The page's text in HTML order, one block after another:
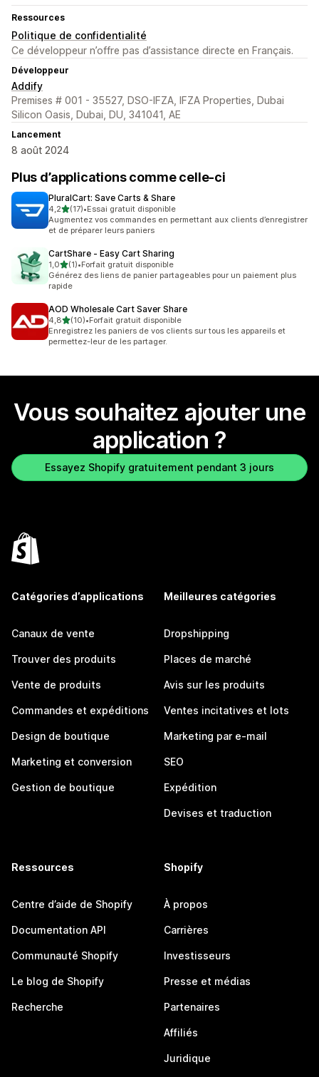
Ressources
Politique de confidentialité
Ce développeur n’offre pas d’assistance directe en Français.
Développeur
Addify
Premises # 001 - 35527, DSO-IFZA, IFZA Properties, Dubai
Silicon Oasis, Dubai, DU, 341041, AE
Lancement
8 août 2024
Plus d’applications comme celle-ci
PluralCart: Save Carts & Share
4,2étoile(s) sur 5
(17)
17 avis au total
•Essai gratuit disponible
Augmentez vos commandes en permettant aux clients d’enregistrer
et de préparer leurs paniers
CartShare ‑ Easy Cart Sharing
1,0étoile(s) sur 5
(1)
1 avis au total
•Forfait gratuit disponible
Générez des liens de panier partageables pour un paiement plus
rapide
AOD Wholesale Cart Saver Share
4,8étoile(s) sur 5
(10)
10 avis au total
•Forfait gratuit disponible
Enregistrez les paniers de vos clients sur tous les appareils et
permettez-leur de les partager.
Vous souhaitez ajouter une
application ?
Essayez Shopify gratuitement pendant 3 jours
Catégories d’applications
Canaux de vente
Trouver des produits
Vente de produits
Commandes et expéditions
Design de boutique
Marketing et conversion
Gestion de boutique
Meilleures catégories
Dropshipping
Places de marché
Avis sur les produits
Ventes incitatives et lots
Marketing par e-mail
SEO
Expédition
Devises et traduction
Ressources
Centre d’aide de Shopify
Documentation API
Communauté Shopify
Le blog de Shopify
Recherche
Shopify
À propos
Carrières
Investisseurs
Presse et médias
Partenaires
Affiliés
Juridique